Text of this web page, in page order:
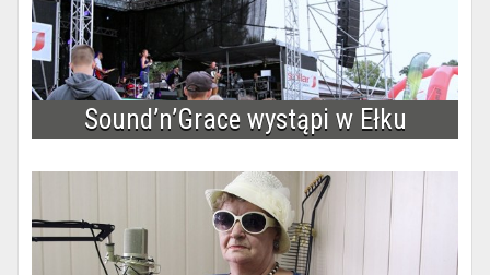
Sound’n’Grace wystąpi w Ełku